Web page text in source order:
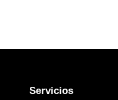
Servicios